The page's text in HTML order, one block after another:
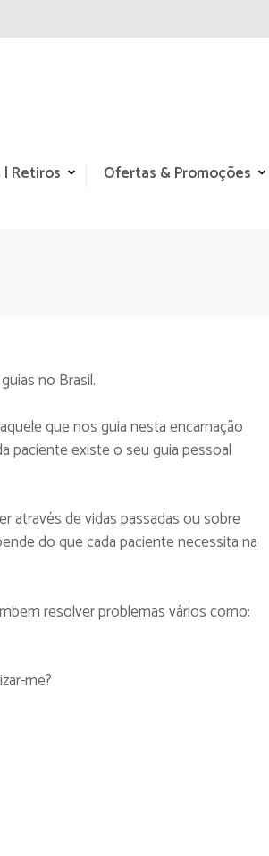
| Retiros Ofertas & Promoções
no Brasil.
que nos guia nesta encarnação
paciente existe o seu guia pessoal
através de vidas passadas ou sobre
do que cada paciente necessita na
resolver problemas vários como:
me?